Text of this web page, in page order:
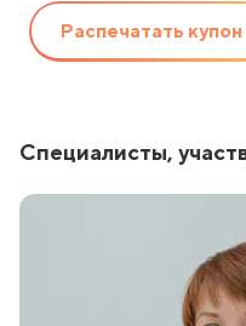
Распечатать купон
Специалисты,